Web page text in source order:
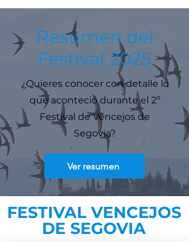
Resumen del
Festival 2025
¿Quieres conocer con detalle lo
que aconteció durante el 2º
Festival de Vencejos de
Segovia?
Ver resumen
FESTIVAL VENCEJOS
DE SEGOVIA